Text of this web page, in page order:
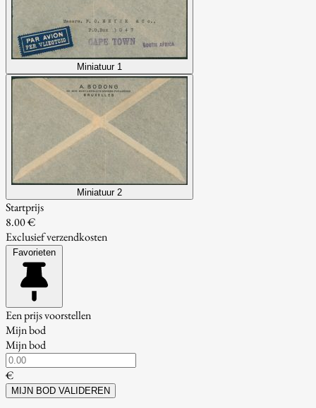
Miniatuur 1
Miniatuur 2
Startprijs
8.00 €
Exclusief verzendkosten
Favorieten
Een prijs voorstellen
Mijn bod
Mijn bod
€
MIJN BOD VALIDEREN